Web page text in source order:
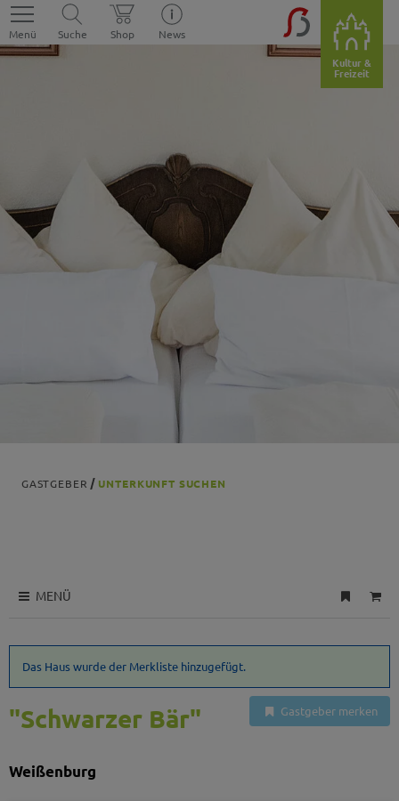
Menü Suche Shop
News
Kultur &
Freizeit
GASTGEBER UNTERKUNFT SUCHEN
MENÜ
Das Haus wurde der Merkliste hinzugefügt.
"Schwarzer Bär" Gastgeber merken
Weißenburg